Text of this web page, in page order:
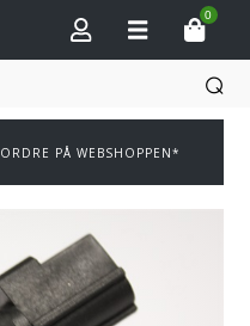
0
PÅ WEBSHOPPEN*